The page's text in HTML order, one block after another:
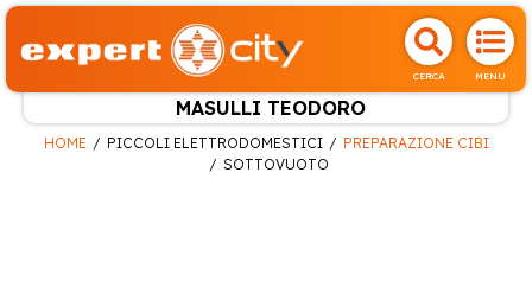
CERCA MENU
MASULLI TEODORO
HOME PICCOLI ELETTRODOMESTICI
PREPARAZIONE CIBI
SOTTOVUOTO